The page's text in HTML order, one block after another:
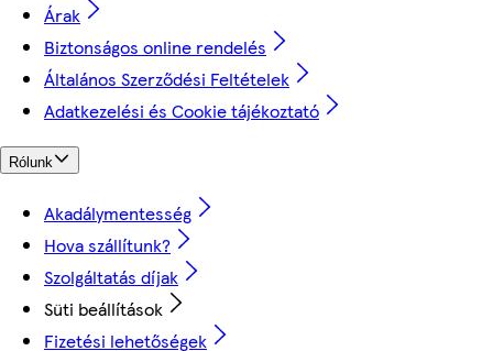
Árak
Biztonságos online rendelés
Általános Szerződési Feltételek
Adatkezelési és Cookie tájékoztató
Rólunk
Akadálymentesség
Hova szállítunk?
Szolgáltatás díjak
Süti beállítások
Fizetési lehetőségek